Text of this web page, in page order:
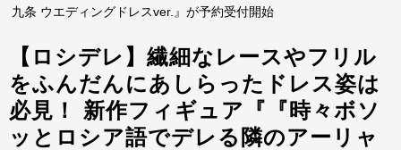
九条 ウエディングドレスver.』が予約受付開始
【ロシデレ】繊細なレースやフリル
をふんだんにあしらったドレス姿は
必見！ 新作フィギュア『『時々ボソ
ッとロシア語でデレる隣のアーリャ